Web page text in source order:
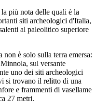
più nota delle quali è la
siti archeologici d'Italia,
al paleolitico superiore
è solo sulla terra emersa:
sul versante
uno dei siti archeologici
si trovano il relitto di una
e frammenti di vasellame
27 metri.